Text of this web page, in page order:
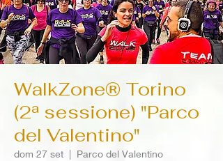
WalkZone® Torino
(2ª sessione) "Parco
del Valentino"
dom 27 set
  |
Parco del Valentino